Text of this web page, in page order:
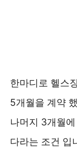
한마디로 헬스
5개월을 계약
나머지 3개월
다라는 조건 입